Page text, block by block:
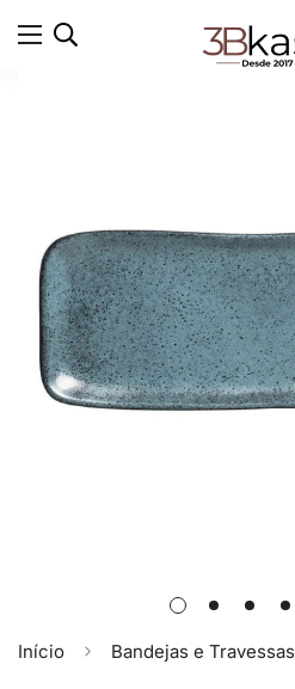
Início Bandejas e Travessas